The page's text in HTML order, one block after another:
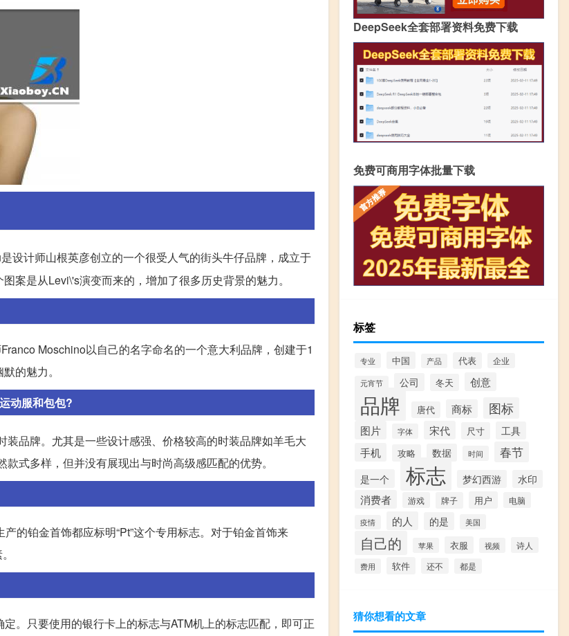
设计师山根英彦创立的一个很受人气的街头牛仔品牌，成立于
案是从Levi\'s演变而来的，增加了很多历史背景的魅力。
Moschino以自己的名字命名的一个意大利品牌，创建于1
的魅力。
动服和包包?
品牌。尤其是一些设计感强、价格较高的时装品牌如羊毛大
式多样，但并没有展现出与时尚高级感匹配的优势。
的铂金首饰都应标明“Pt”这个专用标志。对于铂金首饰来
。只要使用的银行卡上的标志与ATM机上的标志匹配，即可正
DeepSeek全套部署资料免费下载
免费可商用字体批量下载
标签
专业 中国 产品 代表 企业
元宵节 公司 冬天 创意
品牌 唐代 商标 图标
图片 字体 宋代 尺寸 工具
手机 攻略 数据 时间 春节
是一个 标志 梦幻西游 水印
消费者 游戏 牌子 用户 电脑
疫情 的人 的是 美国
自己的 苹果 衣服 视频 诗人
费用 软件 还不 都是
猜你想看的文章